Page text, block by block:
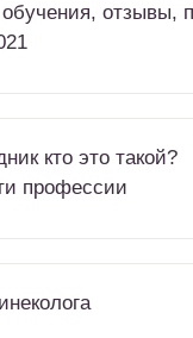
отзывы,
кто это такой?
профессии